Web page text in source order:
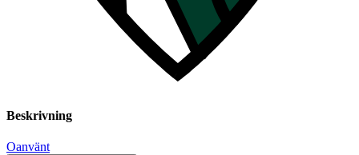
Beskrivning
Oanvänt